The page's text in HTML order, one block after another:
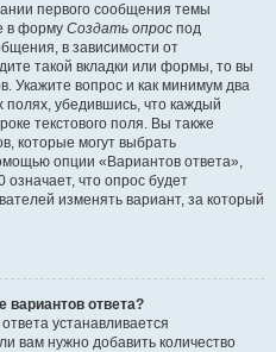
первого сообщения темы
в форму Создать опрос под
в зависимости от
такой вкладки или формы, то вы
Укажите вопрос и как минимум два
полях, убедившись, что каждый
текстового поля. Вы также
которые могут выбрать
опции «Вариантов ответа»,
что опрос будет
изменять вариант, за который
вариантов ответа?
устанавливается
вам нужно добавить количество